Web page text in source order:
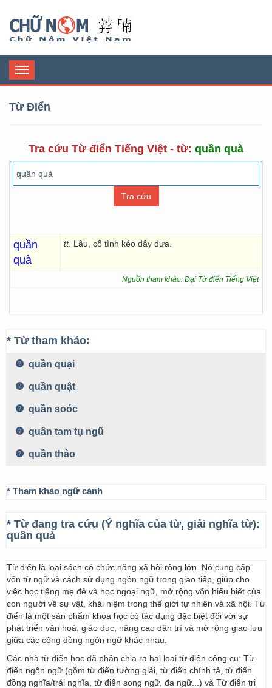
Toggle
navigation
Từ Điển
Tra cứu Từ điển Tiếng Việt - từ: quần quà
quần
quà
tt. Lâu, cố tình kéo dây dưa.
Nguồn tham khảo: Đại Từ điển Tiếng Việt
* Từ tham khảo:
quần quại
quần quật
quần soóc
quần tam tụ ngũ
quần thảo
* Tham khảo ngữ cảnh
* Từ đang tra cứu (Ý nghĩa của từ, giải nghĩa từ):
quần quà
Từ điển là loại sách có chức năng xã hội rộng lớn. Nó cung cấp
vốn từ ngữ và cách sử dụng ngôn ngữ trong giao tiếp, giúp cho
việc học tiếng mẹ đẻ và học ngoại ngữ, mở rộng vốn hiểu biết của
con người về sự vật, khái niệm trong thế giới tự nhiên và xã hội. Từ
điển là một sản phẩm khoa học có tác dụng đặc biệt đối với sự
phát triển văn hoá, giáo dục, nâng cao dân trí và mở rộng giao lưu
giữa các cộng đồng ngôn ngữ khác nhau.
Các nhà từ điển học đã phân chia ra hai loại từ điển công cụ: Từ
điển ngôn ngữ (gồm từ điển tường giải, từ điển chính tả, từ điển
đồng nghĩa/trái nghĩa, từ điển song ngữ, đa ngữ...) và Từ điển tri